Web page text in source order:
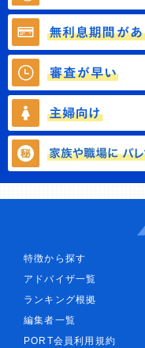
特徴から探す
アドバイザ一覧
ランキング根拠
編集者一覧
PORT会員利用規約